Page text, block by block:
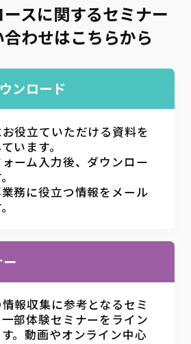
スに関するセミナー
わせはこちらから
ンロード
役立ていただける資料を
います。
ーム入力後、ダウンロー
務に役立つ情報をメール
報収集に参考となるセミ
部体験セミナーをライン
。動画やオンライン中心